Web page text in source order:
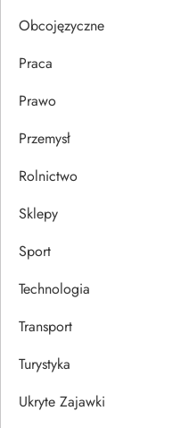
u
Obcojęzyczne
Praca
Prawo
Przemysł
Rolnictwo
Sklepy
Sport
Technologia
Transport
Turystyka
Ukryte Zajawki